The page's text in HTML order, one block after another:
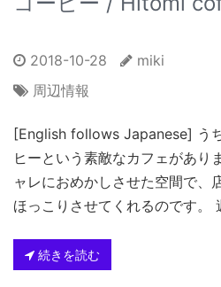
2018-10-28
miki
周辺情報
[English follows Japanese] う
ヒーという素敵なカフェがあり
ャレにおめかしさせた空間で、
ほっこりさせてくれるのです。
続きを読む